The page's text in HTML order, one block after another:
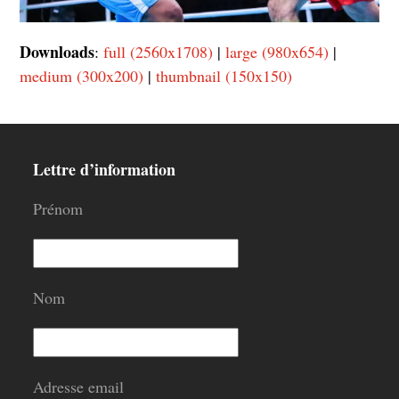
Downloads:full (2560x1708) |large (980x654) |
medium (300x200) |thumbnail (150x150)
Lettre d’information
Prénom
Nom
Adresse email